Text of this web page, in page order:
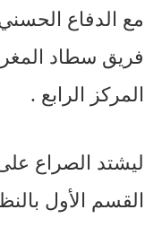
مع الدفاع
فريق سطاد
المركز الرابع .
ليشتد الصراع
القسم الأول